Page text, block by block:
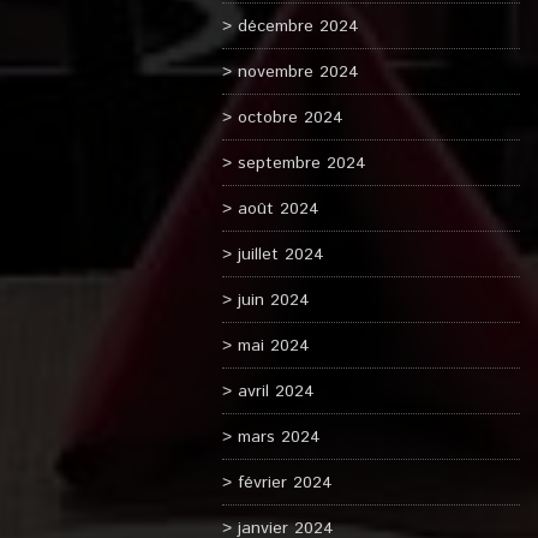
décembre 2024
novembre 2024
octobre 2024
septembre 2024
août 2024
juillet 2024
juin 2024
mai 2024
avril 2024
mars 2024
février 2024
janvier 2024